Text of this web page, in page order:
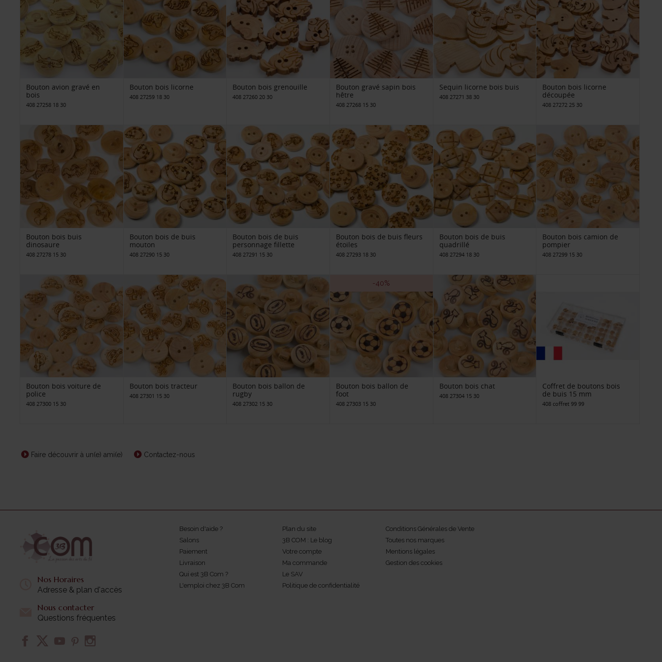
Bouton avion gravé en
bois
408 27258 18 30
Bouton bois licorne
408 27259 18 30
Bouton bois grenouille
408 27260 20 30
Bouton gravé sapin bois
hêtre
408 27268 15 30
Sequin licorne bois buis
408 27271 38 30
Bouton bois licorne
découpée
408 27272 25 30
Bouton bois buis
dinosaure
408 27278 15 30
Bouton bois de buis
mouton
408 27290 15 30
Bouton bois de buis
personnage fillette
408 27291 15 30
Bouton bois de buis fleurs
étoiles
408 27293 18 30
Bouton bois de buis
quadrillé
408 27294 18 30
Bouton bois camion de
pompier
408 27299 15 30
Bouton bois voiture de
police
408 27300 15 30
Bouton bois tracteur
408 27301 15 30
Bouton bois ballon de
rugby
408 27302 15 30
-40%
Bouton bois ballon de
foot
408 27303 15 30
Bouton bois chat
408 27304 15 30
Coffret de boutons bois
de buis 15 mm
408 coffret 99 99
Faire découvrir à un(e) ami(e) Contactez-nous
Nos Horaires
Adresse & plan d'accès
Nous contacter
Questions fréquentes
Besoin d'aide ?
Salons
Paiement
Livraison
Qui est 3B Com ?
L'emploi chez 3B Com
Plan du site
3B COM : Le blog
Votre compte
Ma commande
Le SAV
Politique de confidentialité
Conditions Générales de Vente
Toutes nos marques
Mentions légales
Gestion des cookies